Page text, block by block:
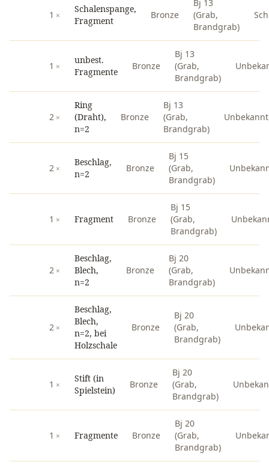
1
Schalenspange,
Fragment
Bronze
Bj 13
(Grab,
Brandgrab)
1
unbest.
Fragmente
Bronze
Bj 13
(Grab,
Brandgrab)
2
Ring
(Draht),
n=2
Bronze
Bj 13
(Grab,
Brandgrab)
Unbekannt
2
Beschlag,
n=2
Bronze
Bj 15
(Grab,
Brandgrab)
1 Fragment Bronze
Bj 15
(Grab,
Brandgrab)
2
Beschlag,
Blech,
n=2
Bronze
Bj 20
(Grab,
Brandgrab)
2
Beschlag,
Blech,
n=2, bei
Holzschale
Bronze
Bj 20
(Grab,
Brandgrab)
1
Stift (in
Spielstein)
Bronze
Bj 20
(Grab,
Brandgrab)
1 Fragmente Bronze
Bj 20
(Grab,
Brandgrab)